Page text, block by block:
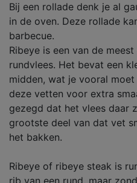
Bij een rollade denk je al
in de oven. Deze rollade
barbecue.
Ribeye is een van de
rundvlees. Het bevat een
midden, wat je vooral
deze vetten voor extra
gezegd dat het vlees daar
grootste deel van dat vet
het bakken.
Ribeye of ribeye steak is
rib van een rund, maar